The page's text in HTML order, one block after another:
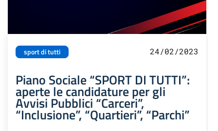
sport di tutti 24/02/2023
Piano Sociale “SPORT DI TUTTI”:
aperte le candidature per gli
Avvisi Pubblici “Carceri”,
“Inclusione”, “Quartieri”, “Parchi”